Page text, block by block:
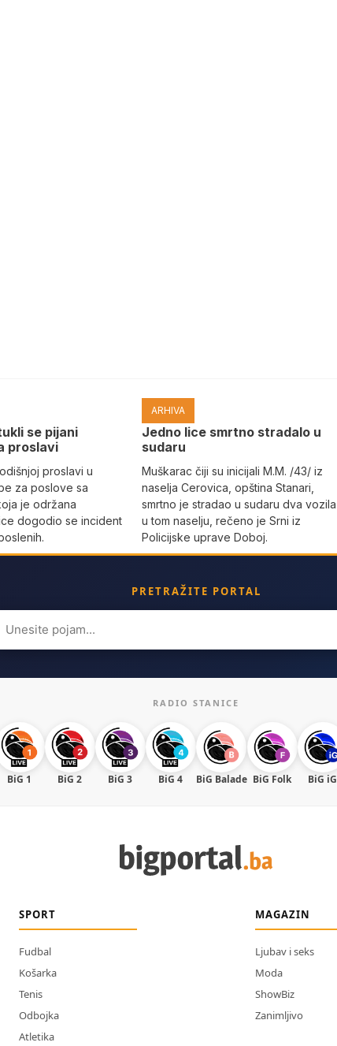
se pijani
proslavi
proslavi u
za poslove sa
je održana
dogodio se incident
ARHIVA
Јedno lice smrtno stradalo u
sudaru
Muškarac čiji su inicijali M.M. /43/ iz
naselja Cerovica, opština Stanari,
smrtno je stradao u sudaru dva vozila
u tom naselju, rečeno je Srni iz
Policijske uprave Doboj.
PRETRAŽITE PORTAL
for:
RADIO STANICE
BiG 1 BiG 2 BiG 3 BiG 4 BiG Balade BiG Folk BiG iG
SPORT
Fudbal
Košarka
Tenis
Odbojka
Atletika
MAGAZIN
Ljubav i seks
Moda
ShowBiz
Zanimljivo